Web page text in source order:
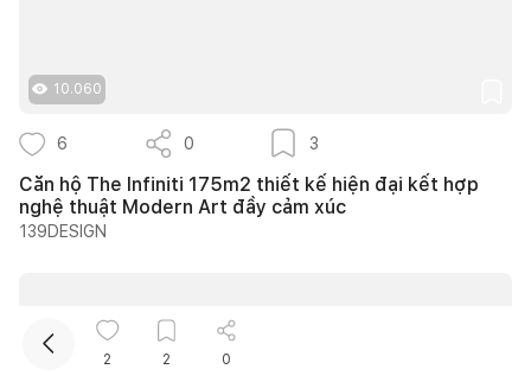
10.060
6 0 3
Căn hộ The Infiniti 175m2 thiết kế hiện đại kết hợp
nghệ thuật Modern Art đầy cảm xúc
139DESIGN
2 2 0
Mua sắm hoàn thiện nhà